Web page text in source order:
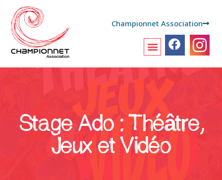
Championnet Association
Stage Ado : Théâtre,
Jeux et Vidéo